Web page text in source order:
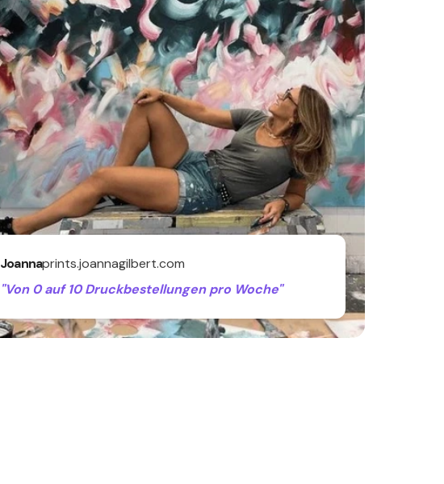
Joannaprints.joannagilbert.com
"Von 0 auf 10 Druckbestellungen pro Woche"